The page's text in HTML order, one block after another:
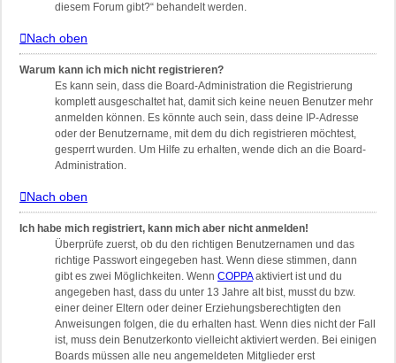
diesem Forum gibt?“ behandelt werden.
Nach oben
Warum kann ich mich nicht registrieren?
Es kann sein, dass die Board-Administration die Registrierung
komplett ausgeschaltet hat, damit sich keine neuen Benutzer mehr
anmelden können. Es könnte auch sein, dass deine IP-Adresse
oder der Benutzername, mit dem du dich registrieren möchtest,
gesperrt wurden. Um Hilfe zu erhalten, wende dich an die Board-
Administration.
Nach oben
Ich habe mich registriert, kann mich aber nicht anmelden!
Überprüfe zuerst, ob du den richtigen Benutzernamen und das
richtige Passwort eingegeben hast. Wenn diese stimmen, dann
gibt es zwei Möglichkeiten. Wenn COPPAaktiviert ist und du
angegeben hast, dass du unter 13 Jahre alt bist, musst du bzw.
einer deiner Eltern oder deiner Erziehungsberechtigten den
Anweisungen folgen, die du erhalten hast. Wenn dies nicht der Fall
ist, muss dein Benutzerkonto vielleicht aktiviert werden. Bei einigen
Boards müssen alle neu angemeldeten Mitglieder erst